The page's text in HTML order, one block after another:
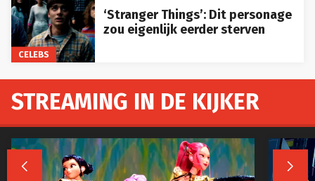
CELEBS
‘Stranger Things’: Dit personage
zou eigenlijk eerder sterven
STREAMING IN DE KIJKER
 